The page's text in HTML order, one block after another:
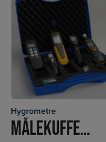
LÆS MERE
Hygrometre
MÅLEKUFFERT – SKADESERVICE